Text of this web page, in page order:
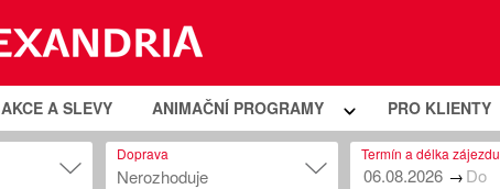
AKCE A SLEVY ANIMAČNÍ PROGRAMY PRO KLIENTY
Doprava
Nerozhoduje
Termín a délka zájezdu
→